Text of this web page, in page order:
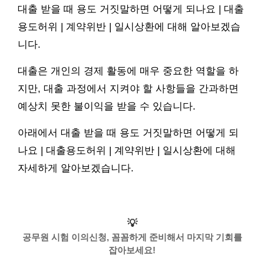
대출 받을 때 용도 거짓말하면 어떻게 되나요 | 대출
용도허위 | 계약위반 | 일시상환에 대해 알아보겠습
니다.
대출은 개인의 경제 활동에 매우 중요한 역할을 하
지만, 대출 과정에서 지켜야 할 사항들을 간과하면
예상치 못한 불이익을 받을 수 있습니다.
아래에서 대출 받을 때 용도 거짓말하면 어떻게 되
나요 | 대출용도허위 | 계약위반 | 일시상환에 대해
자세하게 알아보겠습니다.
💡
공무원 시험 이의신청, 꼼꼼하게 준비해서 마지막 기회를
잡아보세요!